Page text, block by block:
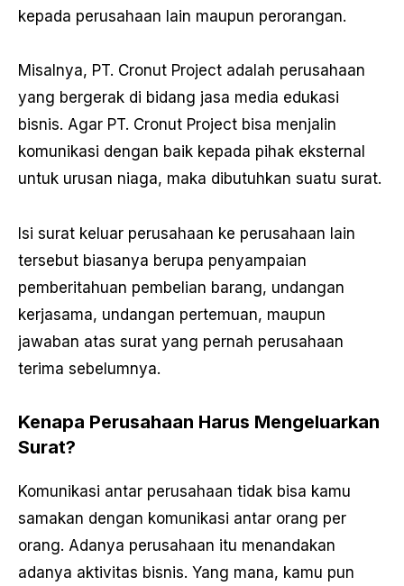
kepada perusahaan lain maupun perorangan.
Misalnya, PT. Cronut Project adalah perusahaan
yang bergerak di bidang jasa media edukasi
bisnis. Agar PT. Cronut Project bisa menjalin
komunikasi dengan baik kepada pihak eksternal
untuk urusan niaga, maka dibutuhkan suatu surat.
Isi surat keluar perusahaan ke perusahaan lain
tersebut biasanya berupa penyampaian
pemberitahuan pembelian barang, undangan
kerjasama, undangan pertemuan, maupun
jawaban atas surat yang pernah perusahaan
terima sebelumnya.
Kenapa Perusahaan Harus Mengeluarkan
Surat?
Komunikasi antar perusahaan tidak bisa kamu
samakan dengan komunikasi antar orang per
orang. Adanya perusahaan itu menandakan
adanya aktivitas bisnis. Yang mana, kamu pun